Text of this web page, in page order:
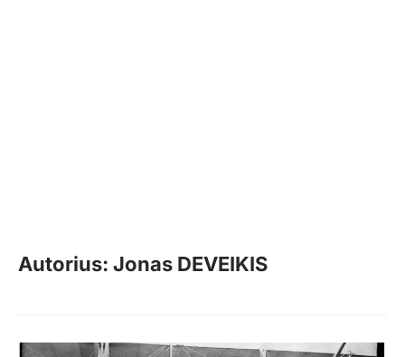
Autorius: Jonas DEVEIKIS